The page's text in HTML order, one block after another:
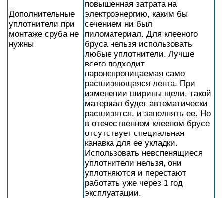
Дополнительные
уплотнители при
монтаже сруба не
нужны
повышенная затрата на
электроэнергию, каким бы
сечением ни был
пиломатериал. Для клееного
бруса нельзя использовать
любые уплотнители. Лучше
всего подходит
паронепроницаемая само
расширяющаяся лента. При
изменении ширины щели, такой
материал будет автоматически
расширятся, и заполнять ее. Но
в отечественном клееном брусе
отсутствует специальная
канавка для ее укладки.
Использовать невспенящиеся
уплотнители нельзя, они
уплотняются и перестают
работать уже через 1 год
эксплуатации.